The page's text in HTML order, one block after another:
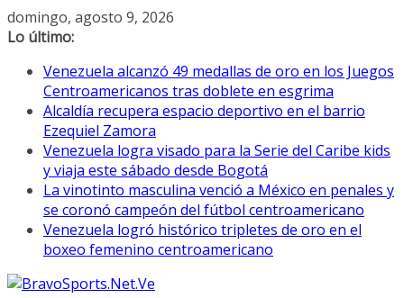
Saltar
al
domingo, agosto 9, 2026
Lo último:
Venezuela alcanzó 49 medallas de oro en los Juegos
Centroamericanos tras doblete en esgrima
Alcaldía recupera espacio deportivo en el barrio
Ezequiel Zamora
Venezuela logra visado para la Serie del Caribe kids
y viaja este sábado desde Bogotá
La vinotinto masculina venció a México en penales y
se coronó campeón del fútbol centroamericano
Venezuela logró histórico tripletes de oro en el
boxeo femenino centroamericano